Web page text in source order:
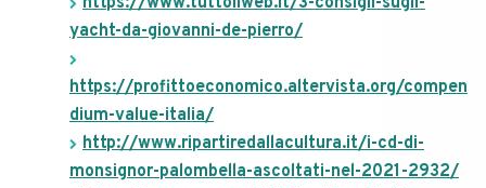
yacht-da-giovanni-de-pierro/
https://profittoeconomico.altervista.org/compen
dium-value-italia/
http://www.ripartiredallacultura.it/i-cd-di-
monsignor-palombella-ascoltati-nel-2021-2932/